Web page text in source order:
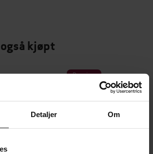
Detaljer Om
kjøpt
Premium